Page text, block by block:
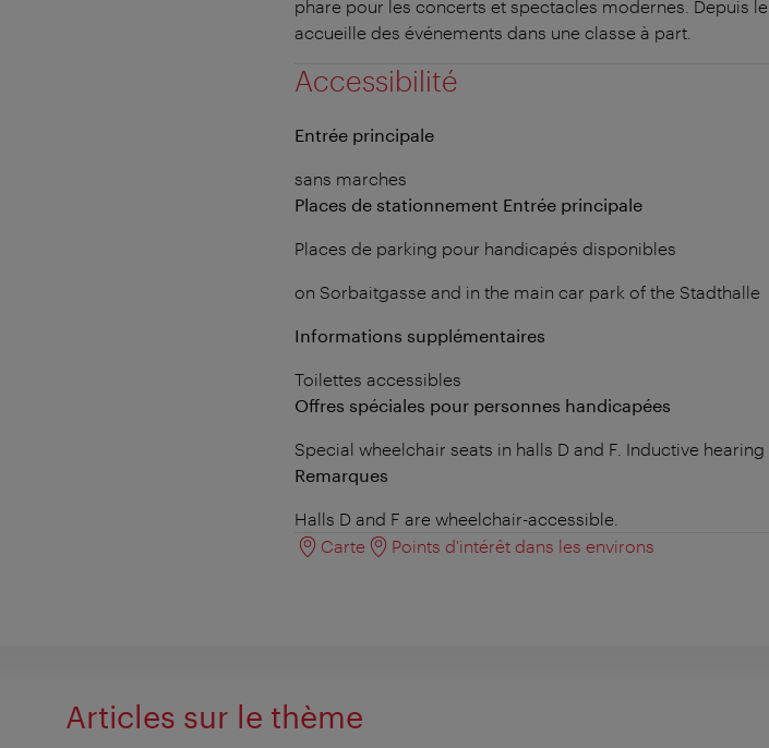
phare pour les concerts et spectacles modernes. Depuis
accueille des événements dans une classe à part.
Accessibilité
Entrée principale
sans marches
Places de stationnement Entrée principale
Places de parking pour handicapés disponibles
on Sorbaitgasse and in the main car park of the Stadthalle
Informations supplémentaires
Toilettes accessibles
Offres spéciales pour personnes handicapées
Special wheelchair seats in halls D and F. Inductive hearing
Remarques
Halls D and F are wheelchair-accessible.
Carte
Points d'intérêt dans les environs
Articles sur le thème